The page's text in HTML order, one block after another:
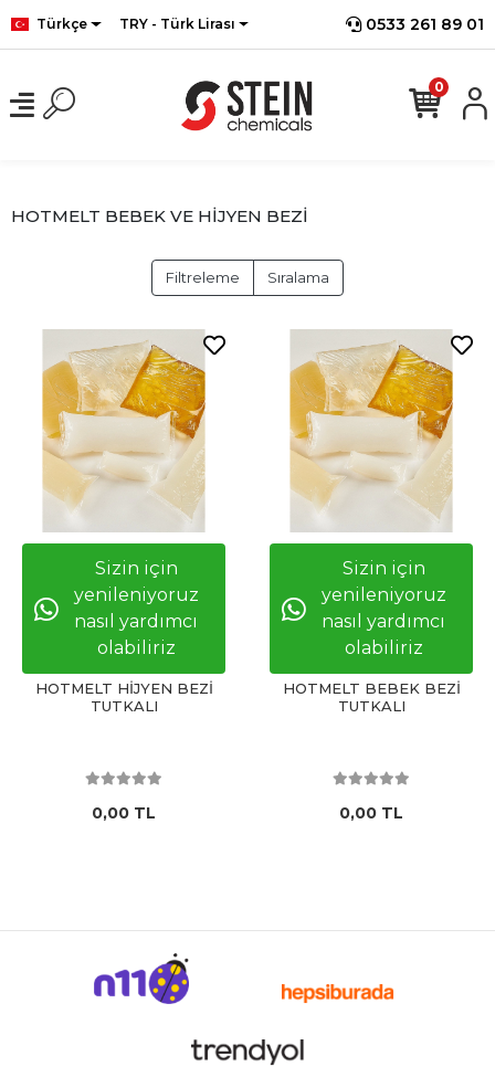
Türkçe TRY - Türk Lirası 0533 261 89 01
0
HOTMELT BEBEK VE HİJYEN BEZİ
Filtreleme Sıralama
Sizin için
yenileniyoruz
nasıl yardımcı
olabiliriz
HOTMELT HİJYEN BEZİ
TUTKALI
0,00 TL
Sizin için
yenileniyoruz
nasıl yardımcı
olabiliriz
HOTMELT BEBEK BEZİ
TUTKALI
0,00 TL